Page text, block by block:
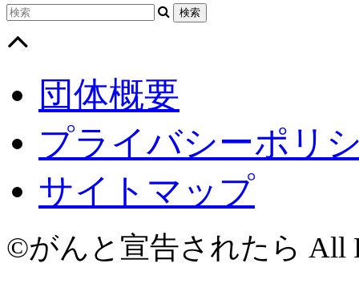
団体概要
プライバシーポリ
サイトマップ
©がんと宣告されたら All